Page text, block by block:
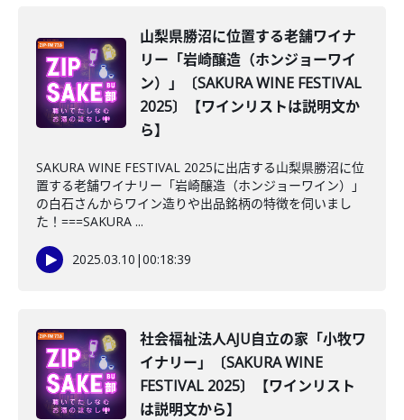
山梨県勝沼に位置する老舗ワイナ
リー「岩崎醸造（ホンジョーワイ
ン）」〔SAKURA WINE FESTIVAL
2025〕【ワインリストは説明文か
ら】
SAKURA WINE FESTIVAL 2025に出店する山梨県勝沼に位
置する老舗ワイナリー「岩崎醸造（ホンジョーワイン）」
の白石さんからワイン造りや出品銘柄の特徴を伺いまし
た！===SAKURA ...
2025.03.10 |00:18:39
社会福祉法人AJU自立の家「小牧ワ
イナリー」〔SAKURA WINE
FESTIVAL 2025〕【ワインリスト
は説明文から】